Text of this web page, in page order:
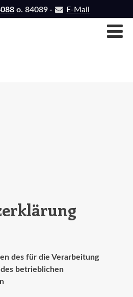
o. 84089· E-Mail
des für die Verarbeitung
betrieblichen